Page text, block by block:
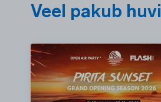
Veel pakub huvi